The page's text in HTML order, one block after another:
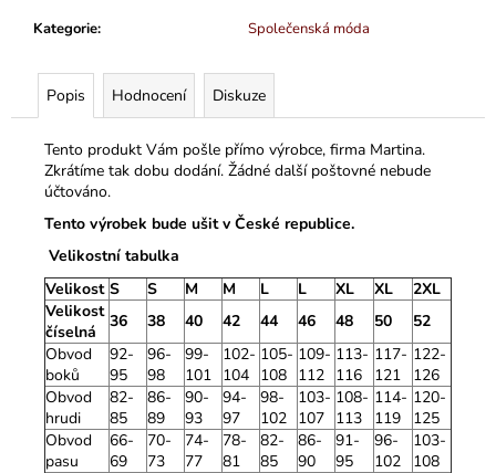
Kategorie: Společenská móda
Popis Hodnocení Diskuze
Tento produkt Vám pošle přímo výrobce, firma Martina.
Zkrátíme tak dobu dodání. Žádné další poštovné nebude
účtováno.
Tento výrobek bude ušit v České republice.
Velikostní tabulka
Velikost S S M M L L XL XL
2XL
Velikost
číselná
36 38 40 42 44 46 48 50
52
Obvod
boků
92-
95
96-
98
99-
101
102-
104
105-
108
109-
112
113-
116
117-
121
122-
126
Obvod
hrudi
82-
85
86-
89
90-
93
94-
97
98-
102
103-
107
108-
113
114-
119
120-
125
Obvod
pasu
66-
69
70-
73
74-
77
78-
81
82-
85
86-
90
91-
95
96-
102
103-
108